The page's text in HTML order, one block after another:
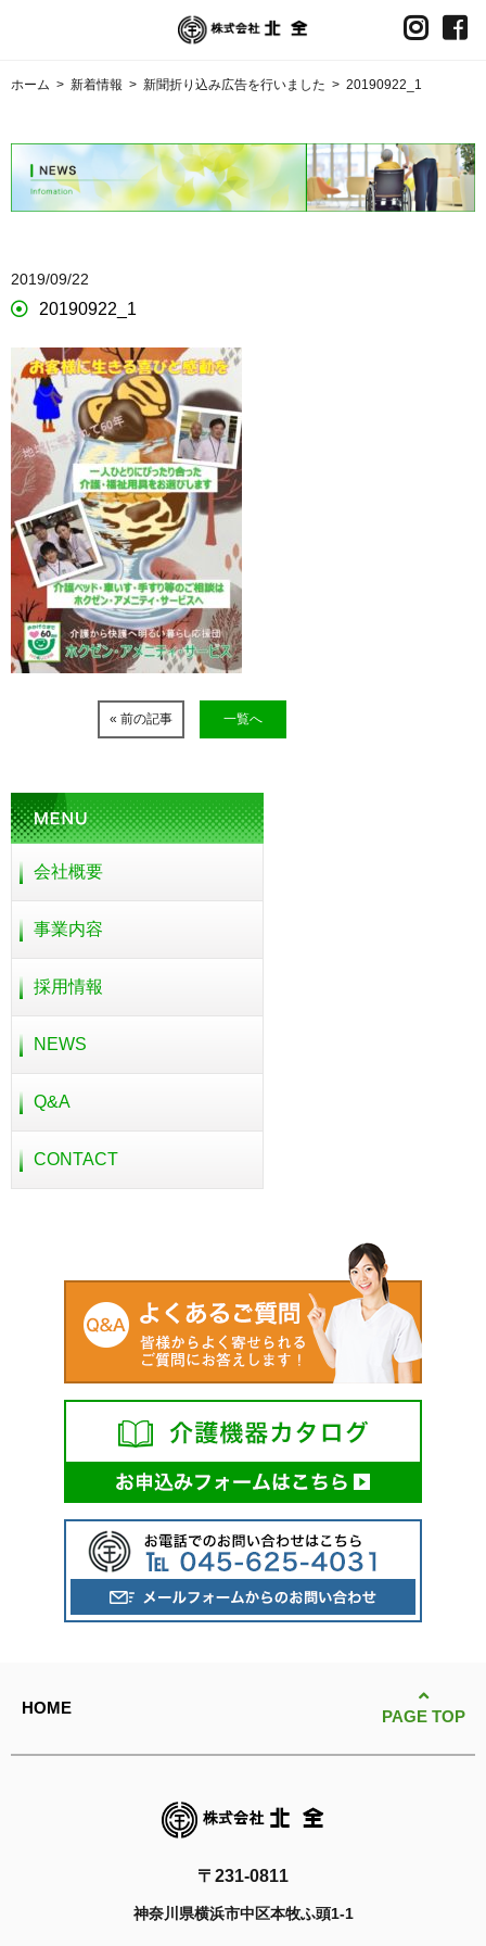
ホーム > 新着情報 > 新聞折り込み広告を行いました > 20190922_1
2019/09/22
20190922_1
« 前の記事 一覧へ
会社概要
事業内容
採用情報
NEWS
Q&A
CONTACT
HOME PAGE TOP
〒231-0811
神奈川県横浜市中区本牧ふ頭1-1